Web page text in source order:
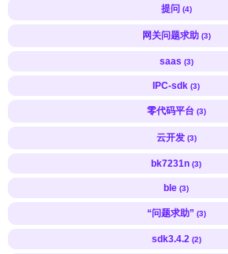
提问 (4)
网关问题求助 (3)
saas (3)
IPC-sdk (3)
零代码平台 (3)
云开发 (3)
bk7231n (3)
ble (3)
“问题求助” (3)
sdk3.4.2 (2)